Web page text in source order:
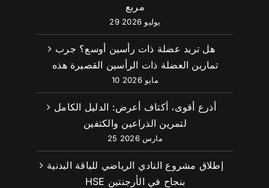
مربع
29 يوليو 2026
هل تريد عضلة ذات رأسين أوسع؟ جرب
تمارين العضلة ذات الرأسين القصيرة هذه
10 مايو 2026
أذرع أقوى، أكتاف أعرض: الدليل الكامل
لتمرين الذراعين والكتفين
25 مارس 2026
إطلاق مشروع النادي الرياضي للياقة البدنية
HSE بنجاح في الأرجنتين